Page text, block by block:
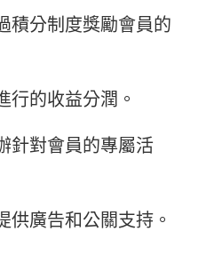
積分制度獎勵會員的
行的收益分潤。
針對會員的專屬活
供廣告和公關支持。